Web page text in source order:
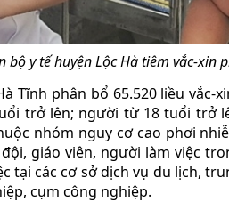
bộ y tế huyện Lộc Hà tiêm vắc-xin
Tĩnh phân bổ 65.520 liều vắc-
trở lên; người từ 18 tuổi trở
nhóm nguy cơ cao phơi
giáo viên, người làm việc
tại các cơ sở dịch vụ du lịch,
cụm công nghiệp.